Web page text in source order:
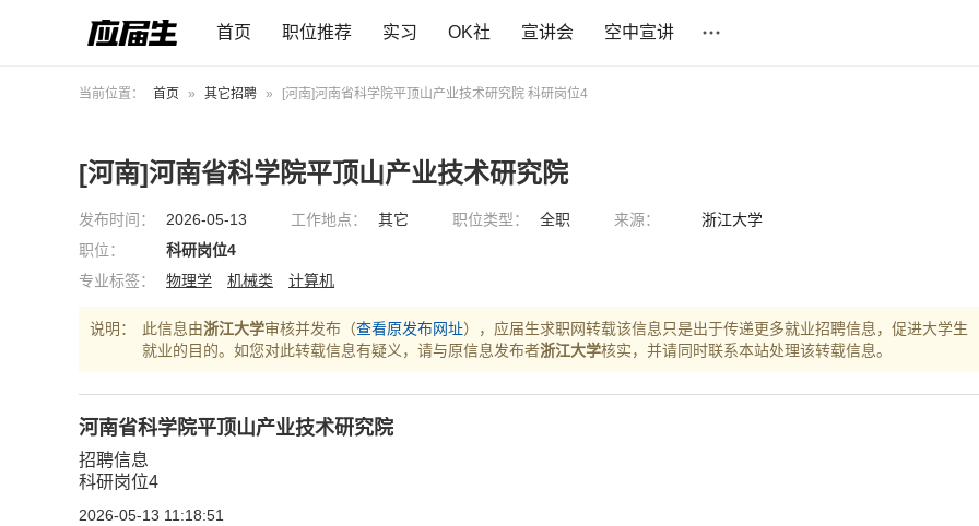
首页 职位推荐 实习 OK社 宣讲会 空中宣讲
当前位置： 首页 » 其它招聘 » [河南]河南省科学院平顶山产业技术研究院 科研岗位4
[河南]河南省科学院平顶山产业技术研究院
发布时间： 2026-05-13 工作地点： 其它 职位类型： 全职 来源：
浙江大学
职位：
科研岗位4
专业标签：
物理学 机械类 计算机
说明： 此信息由浙江大学审核并发布（查看原发布网址），应届生求职网转载该信息只是出于传递更多就业招聘信息，促进大学生
就业的目的。如您对此转载信息有疑义，请与原信息发布者浙江大学核实，并请同时联系本站处理该转载信息。
河南省科学院平顶山产业技术研究院
招聘信息
科研岗位4
2026-05-13 11:18:51